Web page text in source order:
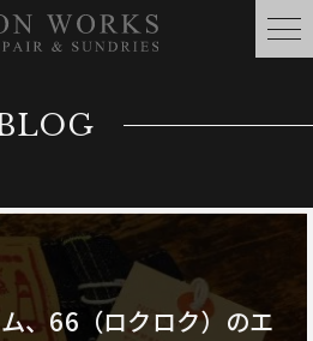
、66（ロクロク）のエ